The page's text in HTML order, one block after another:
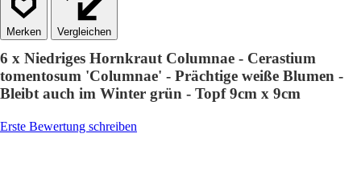
Vergleichen
6 x Niedriges Hornkraut Columnae - Cerastium
tomentosum 'Columnae' - Prächtige weiße Blumen -
Bleibt auch im Winter grün - Topf 9cm x 9cm
Erste Bewertung schreiben